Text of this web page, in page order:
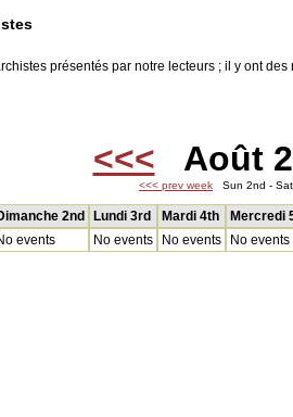
présentés par notre lecteurs ; il y ont
<<< Août
<<< prev week Sun 2nd -
2nd Lundi 3rd Mardi 4th Mercredi
events
No events No events No events